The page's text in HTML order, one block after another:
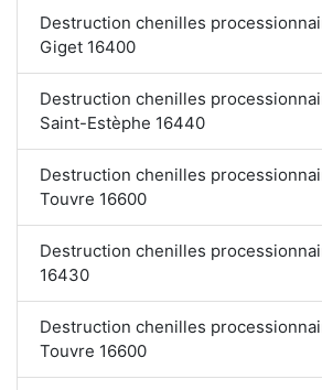
Destruction chenilles
Giget 16400
Destruction chenilles
Saint-Estèphe 16440
Destruction chenilles
Touvre 16600
Destruction chenilles
16430
Destruction chenilles
Touvre 16600